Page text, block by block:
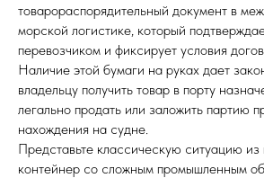
товарораспорядительный документ в
морской логистике, который
перевозчиком и фиксирует условия
Наличие этой бумаги на руках дает
владельцу получить товар в порту
легально продать или заложить партию
нахождения на судне.
Представьте классическую ситуацию
контейнер со сложным промышленным